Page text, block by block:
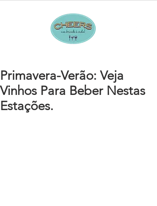
Primavera-Verão: Veja
Vinhos Para Beber Nestas
Estações.